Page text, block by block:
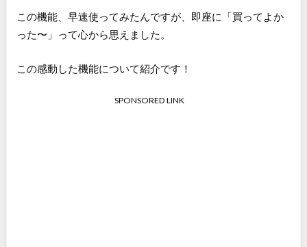
この機能、早速使ってみたんですが、即座に「買ってよか
った〜」って心から思えました。
この感動した機能について紹介です！
SPONSORED LINK